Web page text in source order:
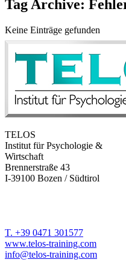
Tag Archive:
Keine Einträge gefunden
TELOS
Institut für Psychologie &
Wirtschaft
Brennerstraße 43
I-39100 Bozen / Südtirol
T. +39 0471 301577
www.telos-training.com
info@telos-training.com